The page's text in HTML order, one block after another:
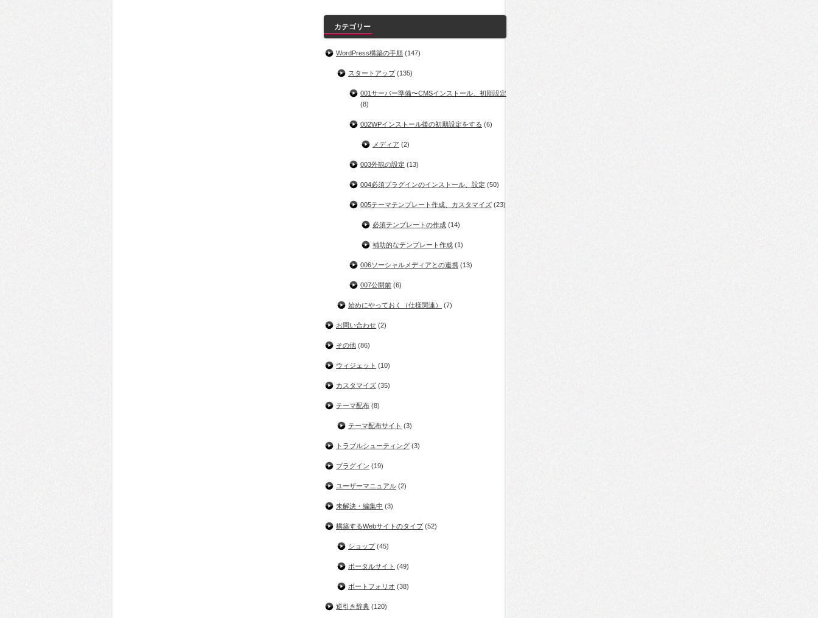
カテゴリー
WordPress構築の手順 (147)
スタートアップ(135)
001サーバー準備〜CMSインストール、初期設定
(8)
002WPインストール後の初期設定をする (6)
メディア (2)
003外観の設定 (13)
004必須プラグインのインストール、設定 (50)
005テーマテンプレート作成、カスタマイズ (23)
必須テンプレートの作成 (14)
補助的なテンプレート作成 (1)
006ソーシャルメディアとの連携 (13)
007公開前 (6)
始めにやっておく（仕様関連） (7)
お問い合わせ (2)
その他 (86)
ウィジェット (10)
カスタマイズ (35)
テーマ配布 (8)
テーマ配布サイト (3)
トラブルシューティング (3)
プラグイン (19)
ユーザーマニュアル (2)
未解決・編集中 (3)
構築するWebサイトのタイプ(52)
ショップ(45)
ポータルサイト (49)
ポートフォリオ (38)
逆引き辞典 (120)